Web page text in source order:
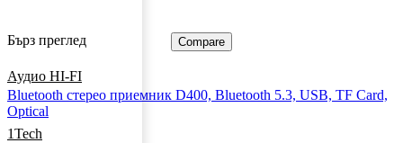
Бърз преглед Compare
Аудио HI-FI
Bluetooth стерео приемник D400, Bluetooth 5.3, USB, TF Card,
Optical
1Tech